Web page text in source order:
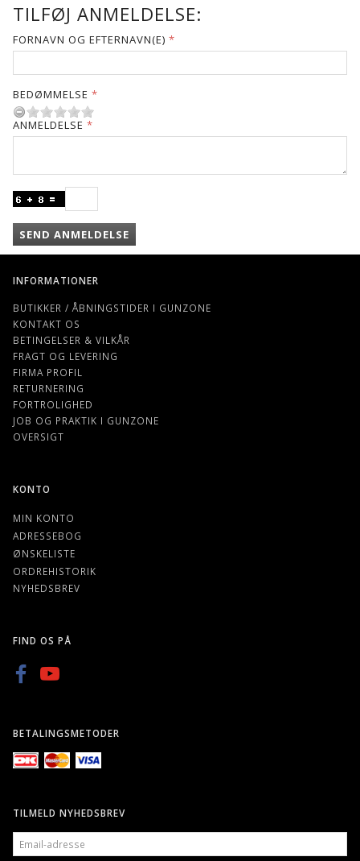
TILFØJ ANMELDELSE:
FORNAVN OG EFTERNAVN(E)
BEDØMMELSE
ANMELDELSE
SEND ANMELDELSE
INFORMATIONER
BUTIKKER / ÅBNINGSTIDER I GUNZONE
KONTAKT OS
BETINGELSER & VILKÅR
FRAGT OG LEVERING
FIRMA PROFIL
RETURNERING
FORTROLIGHED
JOB OG PRAKTIK I GUNZONE
OVERSIGT
KONTO
MIN KONTO
ADRESSEBOG
ØNSKELISTE
ORDREHISTORIK
NYHEDSBREV
FIND OS PÅ
BETALINGSMETODER
TILMELD NYHEDSBREV
EMAIL-
ADRESSE